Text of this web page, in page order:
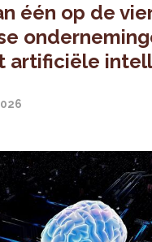
één op de
artificiële